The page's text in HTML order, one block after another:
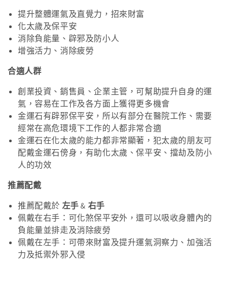
提升整體運氣及直覺力，招來財富
化太歲及保平安
消除負能量、辟邪及防小人
增強活力、消除疲勞
合適人群
創業投資、銷售員、企業主管，可幫助提升自身的運
氣，容易在工作及各方面上獲得更多機會
金運石有辟邪保平安，所以有部分在醫院工作、需要
經常在高危環境下工作的人都非常合適
金運石在化太歲的能力都非常顯著，犯太歲的朋友可
配戴金運石傍身，有助化太歲、保平安、擋劫及防小
人的功效
推薦配戴
推薦配戴於 左手& 右手
佩戴在右手：可化煞保平安外，還可以吸收身體內的
負能量並排走及消除疲勞
佩戴在左手：可帶來財富及提升運氣洞察力、加強活
力及抵禦外邪入侵